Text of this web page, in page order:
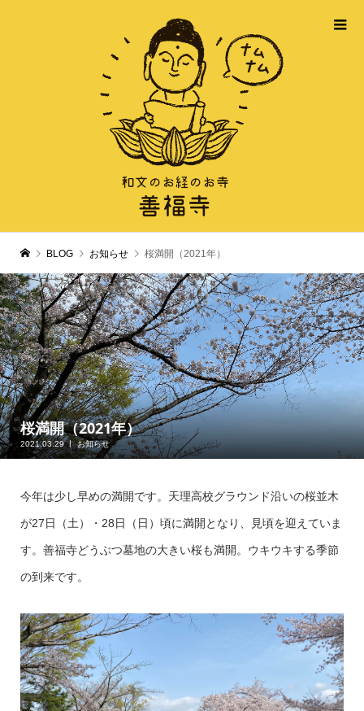
BLOG お知らせ 桜満開（2021年）
桜満開（2021年）
2021.03.29 お知らせ
今年は少し早めの満開です。天理高校グラウンド沿いの桜並木
が27日（土）・28日（日）頃に満開となり、見頃を迎えていま
す。善福寺どうぶつ墓地の大きい桜も満開。ウキウキする季節
の到来です。